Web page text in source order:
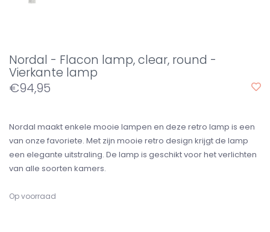
Nordal - Flacon lamp, clear, round -
Vierkante lamp
€94,95
Nordal maakt enkele mooie lampen en deze retro lamp is een
van onze favoriete. Met zijn mooie retro design krijgt de lamp
een elegante uitstraling. De lamp is geschikt voor het verlichten
van alle soorten kamers.
Op voorraad